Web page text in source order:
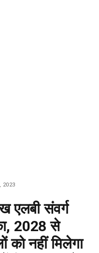
2023
एलबी संवर्ग
2028 से
को नहीं मिलेगा